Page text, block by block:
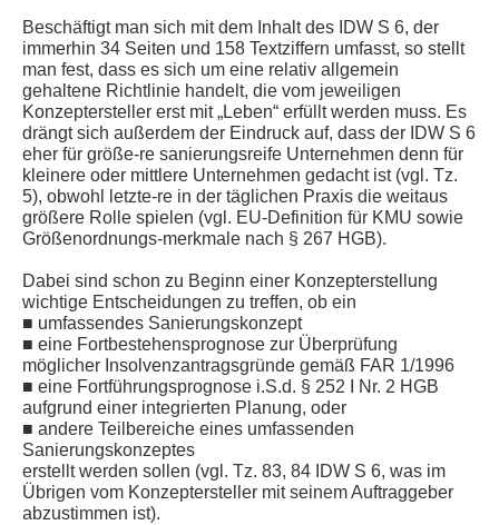
Beschäftigt man sich mit dem Inhalt des IDW S 6, der
immerhin 34 Seiten und 158 Textziffern umfasst, so stellt
man fest, dass es sich um eine relativ allgemein
gehaltene Richtlinie handelt, die vom jeweiligen
Konzeptersteller erst mit „Leben“ erfüllt werden muss. Es
drängt sich außerdem der Eindruck auf, dass der IDW S 6
eher für größe-re sanierungsreife Unternehmen denn für
kleinere oder mittlere Unternehmen gedacht ist (vgl. Tz.
5), obwohl letzte-re in der täglichen Praxis die weitaus
größere Rolle spielen (vgl. EU-Definition für KMU sowie
Größenordnungs-merkmale nach § 267 HGB).
Dabei sind schon zu Beginn einer Konzepterstellung
wichtige Entscheidungen zu treffen, ob ein
■ umfassendes Sanierungskonzept
■ eine Fortbestehensprognose zur Überprüfung
möglicher Insolvenzantragsgründe gemäß FAR 1/1996
■ eine Fortführungsprognose i.S.d. § 252 I Nr. 2 HGB
aufgrund einer integrierten Planung, oder
■ andere Teilbereiche eines umfassenden
Sanierungskonzeptes
erstellt werden sollen (vgl. Tz. 83, 84 IDW S 6, was im
Übrigen vom Konzeptersteller mit seinem Auftraggeber
abzustimmen ist).